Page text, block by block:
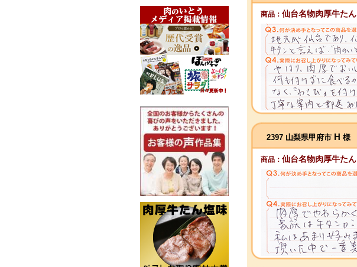
商品： 仙台名物肉厚牛たん
2397 山梨県甲府市 H 様
商品： 仙台名物肉厚牛たん